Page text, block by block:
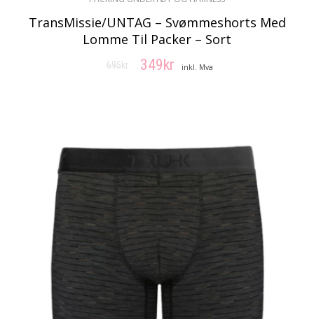
TransMissie/UNTAG – Svømmeshorts Med
Lomme Til Packer – Sort
695kr
Opprinnelig
349kr
Nåværende
inkl. Mva